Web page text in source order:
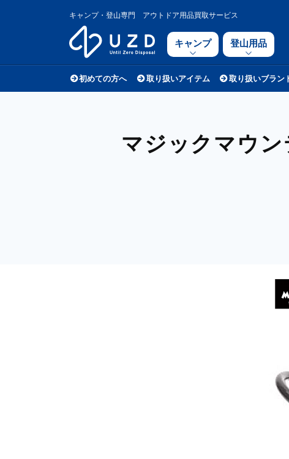
キャンプ・登山専門 アウトドア用品買取サービス
キャンプ 登山用品
初めての方へ 取り扱いアイテム 取り扱いブラン
マジックマウ